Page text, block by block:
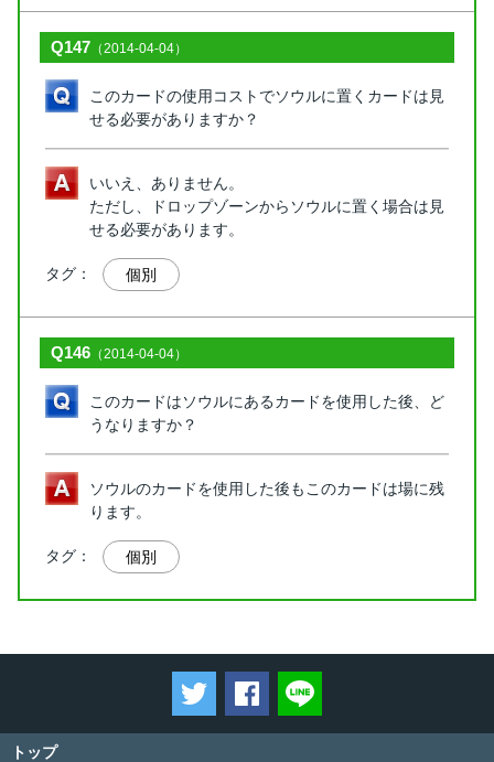
Q147 （2014-04-04）
このカードの使用コストでソウルに置くカードは見
せる必要がありますか？
いいえ、ありません。
ただし、ドロップゾーンからソウルに置く場合は見
せる必要があります。
タグ： 個別
Q146 （2014-04-04）
このカードはソウルにあるカードを使用した後、ど
うなりますか？
ソウルのカードを使用した後もこのカードは場に残
ります。
タグ： 個別
ツイートするFacebookでシェアする
トップ